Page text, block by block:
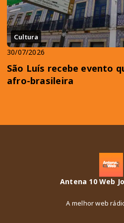
Cultura
30/07/2026
São Luís recebe evento
afro-brasileira
Antena 10 Web
A melhor web